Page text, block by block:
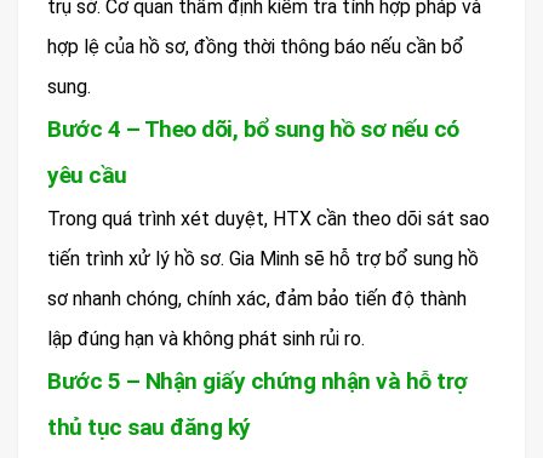
trụ sở. Cơ quan thẩm định kiểm tra tính hợp pháp và
hợp lệ của hồ sơ, đồng thời thông báo nếu cần bổ
sung.
Bước 4 – Theo dõi, bổ sung hồ sơ nếu có
yêu cầu
Trong quá trình xét duyệt, HTX cần theo dõi sát sao
tiến trình xử lý hồ sơ. Gia Minh sẽ hỗ trợ bổ sung hồ
sơ nhanh chóng, chính xác, đảm bảo tiến độ thành
lập đúng hạn và không phát sinh rủi ro.
Bước 5 – Nhận giấy chứng nhận và hỗ trợ
thủ tục sau đăng ký